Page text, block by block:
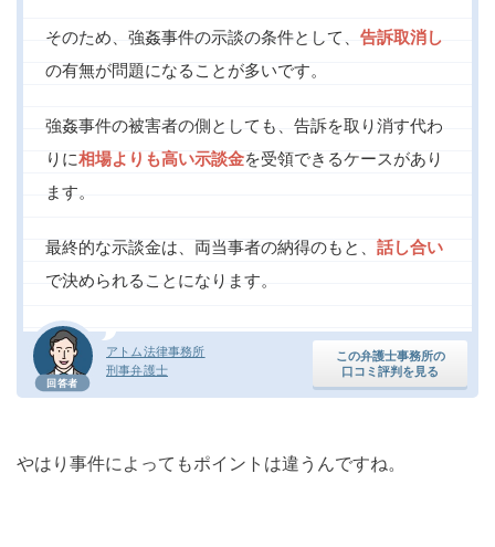
回答者
アトム法律事務所
刑事弁護士
この弁護士事務所の
口コミ評判を見る
そのため、強姦事件の示談の条件として、 告訴取消し
の有無が問題になることが多いです。
強姦事件の被害者の側としても、告訴を取り消す代わ
りに相場よりも高い示談金を受領できるケースがあり
ます。
最終的な示談金は、両当事者の納得のもと、 話し合い
で決められることになります。
やはり事件によってもポイントは違うんですね。